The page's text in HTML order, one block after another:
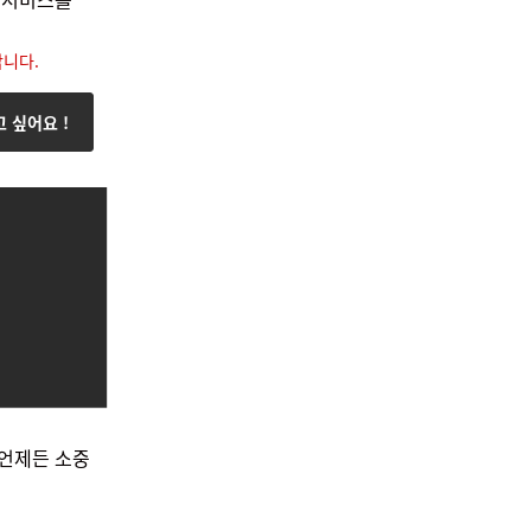
다.
싶어요 !
제든 소중